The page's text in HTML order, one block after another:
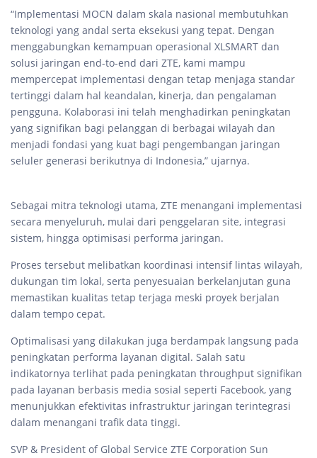
“Implementasi MOCN dalam skala nasional membutuhkan
teknologi yang andal serta eksekusi yang tepat. Dengan
menggabungkan kemampuan operasional XLSMART dan
solusi jaringan end-to-end dari ZTE, kami mampu
mempercepat implementasi dengan tetap menjaga standar
tertinggi dalam hal keandalan, kinerja, dan pengalaman
pengguna. Kolaborasi ini telah menghadirkan peningkatan
yang signifikan bagi pelanggan di berbagai wilayah dan
menjadi fondasi yang kuat bagi pengembangan jaringan
seluler generasi berikutnya di Indonesia,” ujarnya.
Sebagai mitra teknologi utama, ZTE menangani implementasi
secara menyeluruh, mulai dari penggelaran site, integrasi
sistem, hingga optimisasi performa jaringan.
Proses tersebut melibatkan koordinasi intensif lintas wilayah,
dukungan tim lokal, serta penyesuaian berkelanjutan guna
memastikan kualitas tetap terjaga meski proyek berjalan
dalam tempo cepat.
Optimalisasi yang dilakukan juga berdampak langsung pada
peningkatan performa layanan digital. Salah satu
indikatornya terlihat pada peningkatan throughput signifikan
pada layanan berbasis media sosial seperti Facebook, yang
menunjukkan efektivitas infrastruktur jaringan terintegrasi
dalam menangani trafik data tinggi.
SVP & President of Global Service ZTE Corporation Sun